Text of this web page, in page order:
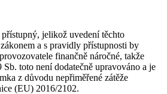
jelikož uvedení těchto
a s pravidly přístupnosti by
finančně náročné, takže
toto není dodatečně upravováno a je
z důvodu nepřiměřené zátěže
(EU) 2016/2102.